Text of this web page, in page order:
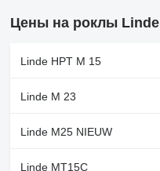
Цены на роклы Linde
Linde HPT M 15
Linde M 23
Linde M25 NIEUW
Linde MT15C